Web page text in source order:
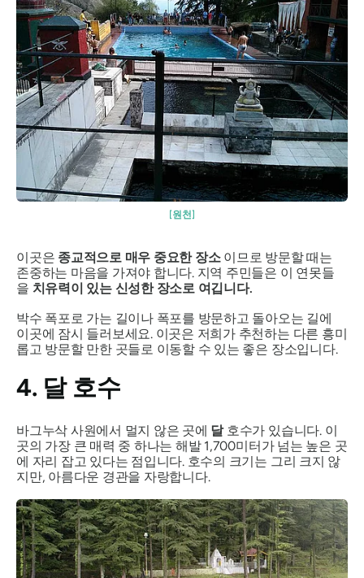
[원천]
이곳은 종교적으로 매우 중요한 장소이므로 방문할 때는
존중하는 마음을 가져야 합니다. 지역 주민들은 이 연못들
을 치유력이 있는 신성한 장소로 여깁니다.
박수 폭포로 가는 길이나 폭포를 방문하고 돌아오는 길에
이곳에 잠시 들러보세요. 이곳은 저희가 추천하는 다른 흥미
롭고 방문할 만한 곳들로 이동할 수 있는 좋은 장소입니다.
4. 달 호수
바그누삭 사원에서 멀지 않은 곳에 달호수가 있습니다. 이
곳의 가장 큰 매력 중 하나는 해발 1,700미터가 넘는 높은 곳
에 자리 잡고 있다는 점입니다. 호수의 크기는 그리 크지 않
지만, 아름다운 경관을 자랑합니다.